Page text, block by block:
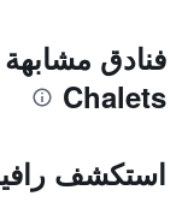
Chalets
استكشف